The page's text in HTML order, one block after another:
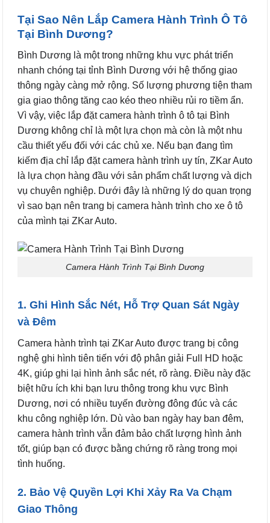
Tại Sao Nên Lắp Camera Hành Trình Ô Tô
Tại Bình Dương?
Bình Dương là một trong những khu vực phát triển
nhanh chóng tại tỉnh Bình Dương với hệ thống giao
thông ngày càng mở rộng. Số lượng phương tiện tham
gia giao thông tăng cao kéo theo nhiều rủi ro tiềm ẩn.
Vì vậy, việc lắp đặt camera hành trình ô tô tại Bình
Dương không chỉ là một lựa chọn mà còn là một nhu
cầu thiết yếu đối với các chủ xe. Nếu bạn đang tìm
kiếm địa chỉ lắp đặt camera hành trình uy tín, ZKar Auto
là lựa chọn hàng đầu với sản phẩm chất lượng và dịch
vụ chuyên nghiệp. Dưới đây là những lý do quan trọng
vì sao bạn nên trang bị camera hành trình cho xe ô tô
của mình tại ZKar Auto.
Camera Hành Trình Tại Bình Dương
1. Ghi Hình Sắc Nét, Hỗ Trợ Quan Sát Ngày
và Đêm
Camera hành trình tại ZKar Auto được trang bị công
nghệ ghi hình tiên tiến với độ phân giải Full HD hoặc
4K, giúp ghi lại hình ảnh sắc nét, rõ ràng. Điều này đặc
biệt hữu ích khi bạn lưu thông trong khu vực Bình
Dương, nơi có nhiều tuyến đường đông đúc và các
khu công nghiệp lớn. Dù vào ban ngày hay ban đêm,
camera hành trình vẫn đảm bảo chất lượng hình ảnh
tốt, giúp bạn có được bằng chứng rõ ràng trong mọi
tình huống.
2. Bảo Vệ Quyền Lợi Khi Xảy Ra Va Chạm
Giao Thông